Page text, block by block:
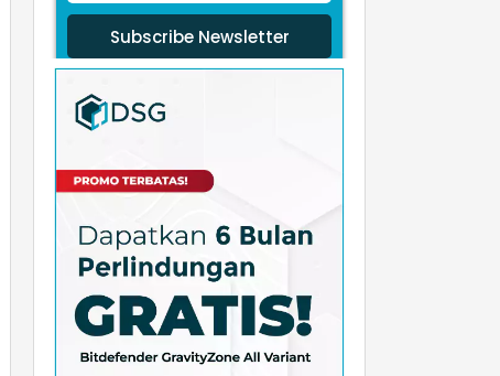
Subscribe Newsletter